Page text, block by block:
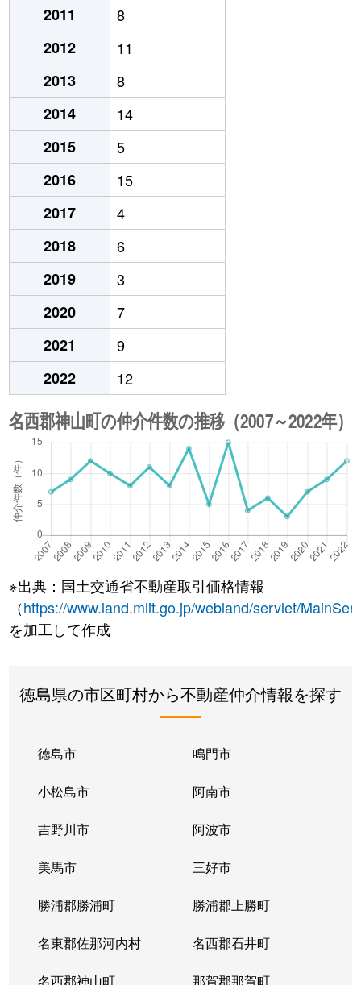
2011
8
2012
11
2013
8
2014
14
2015
5
2016
15
2017
4
2018
6
2019
3
2020
7
2021
9
2022
12
※出典：国土交通省不動産取引価格情報
（https://www.land.mlit.go.jp/webland/servlet/
を加工して作成
徳島県の市区町村から不動産仲介情報を探す
徳島市 鳴門市
小松島市 阿南市
吉野川市 阿波市
美馬市 三好市
勝浦郡勝浦町 勝浦郡上勝町
名東郡佐那河内村 名西郡石井町
名西郡神山町 那賀郡那賀町